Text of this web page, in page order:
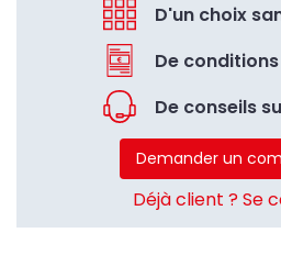
D'un choix
De
De conseils
Demander un
Déjà client ? Se